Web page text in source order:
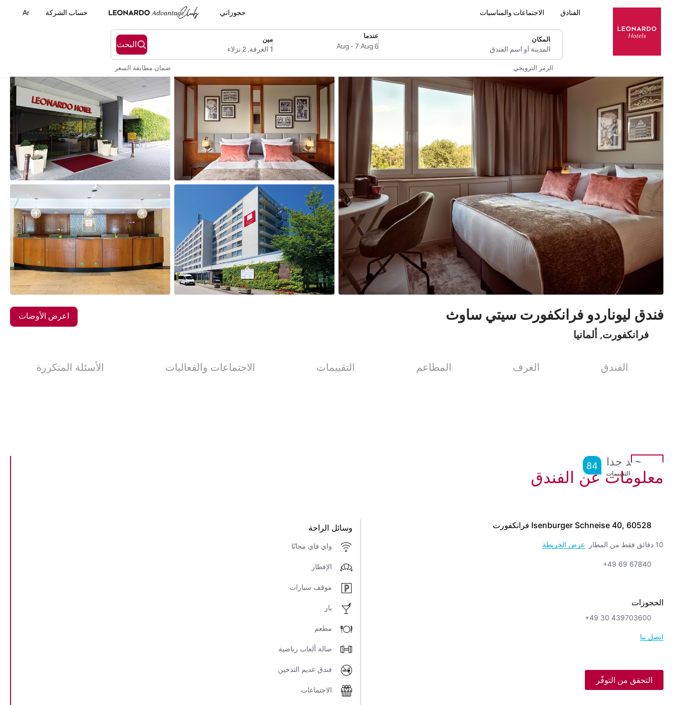
الفنادق الاجتماعات والمناسبات حجوزاتي حساب الشركة Ar
فندق ليوناردو فرانكفورت سيتي ساوث
فرانكفورت, ألمانيا
اعرض الأوضات
المكان
المدينة أو اسم الفندق
عندما
SelectDate
6 Aug
- 7 Aug
مين
Username1 الغرفة, 2 نزلاء
البحث
الرمز الترويجي ضمان مطابقة السعر
الفندق الغرف المطاعم التقييمات الاجتماعات والفعاليات الأسئلة المتكررة
جيد جدا
5,850 التقييمات
84
معلومات عن الفندق
Isenburger Schneise 40, 60528 فرانكفورت
10 دقائق فقط من المطار عرض الخريطة
+49 69 67840
الحجوزات
+49 30 439703600
اتصل بنا
التحقق من التوفّر
وسائل الراحة
واي فاي مجانًا
الإفطار
موقف سيارات
بار
مطعم
صالة ألعاب رياضية
فندق عديم التدخين
الاجتماعات